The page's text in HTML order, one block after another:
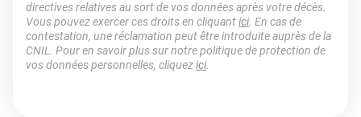
directives relatives au sort de vos données après votre décès.
Vous pouvez exercer ces droits en cliquantici. En cas de
contestation, une réclamation peut être introduite auprès de la
CNIL. Pour en savoir plus sur notre politique de protection de
vos données personnelles, cliquezici.